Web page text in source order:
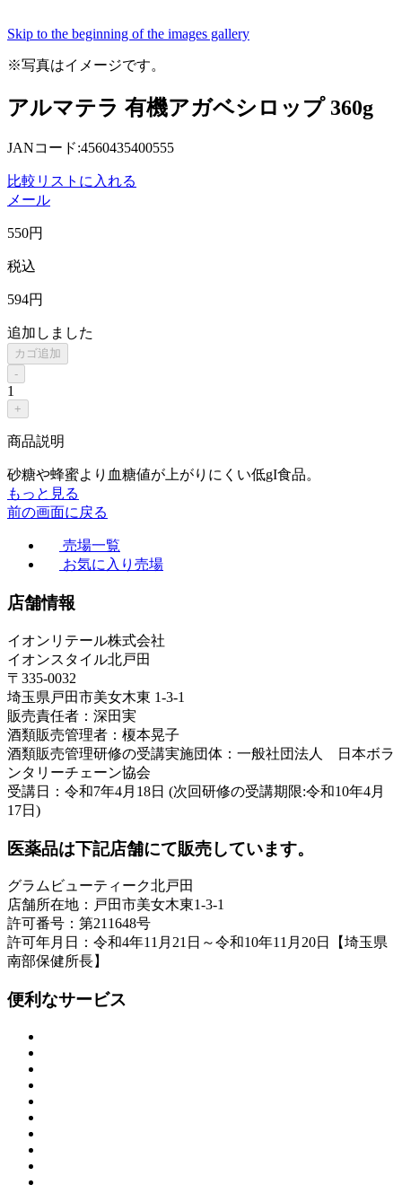
Skip to the beginning of the images gallery
※写真はイメージです。
アルマテラ 有機アガベシロップ 360g
JANコード:4560435400555
比較リストに入れる
メール
550円
税込
594円
追加しました
カゴ追加
-
1
+
商品説明
砂糖や蜂蜜より血糖値が上がりにくい低gI食品。
もっと見る
前の画面に戻る
売場一覧
お気に入り売場
店舗情報
イオンリテール株式会社
イオンスタイル北戸田
〒335-0032
埼玉県戸田市美女木東 1-3-1
販売責任者：深田実
酒類販売管理者：榎本晃子
酒類販売管理研修の受講実施団体：一般社団法人 日本ボラ
ンタリーチェーン協会
受講日：令和7年4月18日 (次回研修の受講期限:令和10年4月
17日)
医薬品は下記店舗にて販売しています。
グラムビューティーク北戸田
店舗所在地：戸田市美女木東1-3-1
許可番号：第211648号
許可年月日：令和4年11月21日～令和10年11月20日【埼玉県
南部保健所長】
便利なサービス